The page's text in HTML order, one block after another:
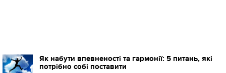
Як набути впевненості та гармонії: 5 питань, які
потрібно собі поставити